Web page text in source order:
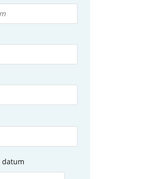
datum